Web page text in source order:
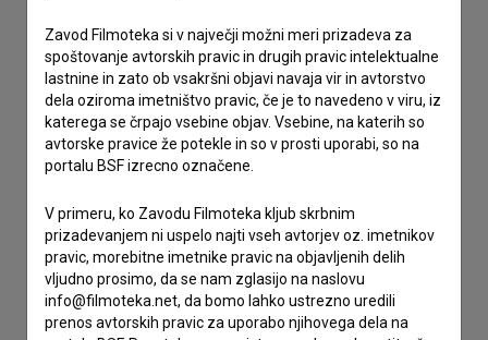
Spoštovani, s pomočjo spodnjega obrazca lahko stopite v
stik z uredništvom Baze slovenskih filmov. Veseli bomo vaših
odzivov.
imam vprašanje
prijavljam napako
želim dodati podatke
drugo
Zavod Filmoteka si v največji možni meri prizadeva za
spoštovanje avtorskih pravic in drugih pravic intelektualne
lastnine in zato ob vsakršni objavi navaja vir in avtorstvo
dela oziroma imetništvo pravic, če je to navedeno v viru, iz
katerega se črpajo vsebine objav. Vsebine, na katerih so
avtorske pravice že potekle in so v prosti uporabi, so na
portalu BSF izrecno označene.
V primeru, ko Zavodu Filmoteka kljub skrbnim
prizadevanjem ni uspelo najti vseh avtorjev oz. imetnikov
pravic, morebitne imetnike pravic na objavljenih delih
vljudno prosimo, da se nam zglasijo na naslovu
info@filmoteka.net, da bomo lahko ustrezno uredili
prenos avtorskih pravic za uporabo njihovega dela na